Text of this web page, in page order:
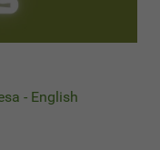
- English